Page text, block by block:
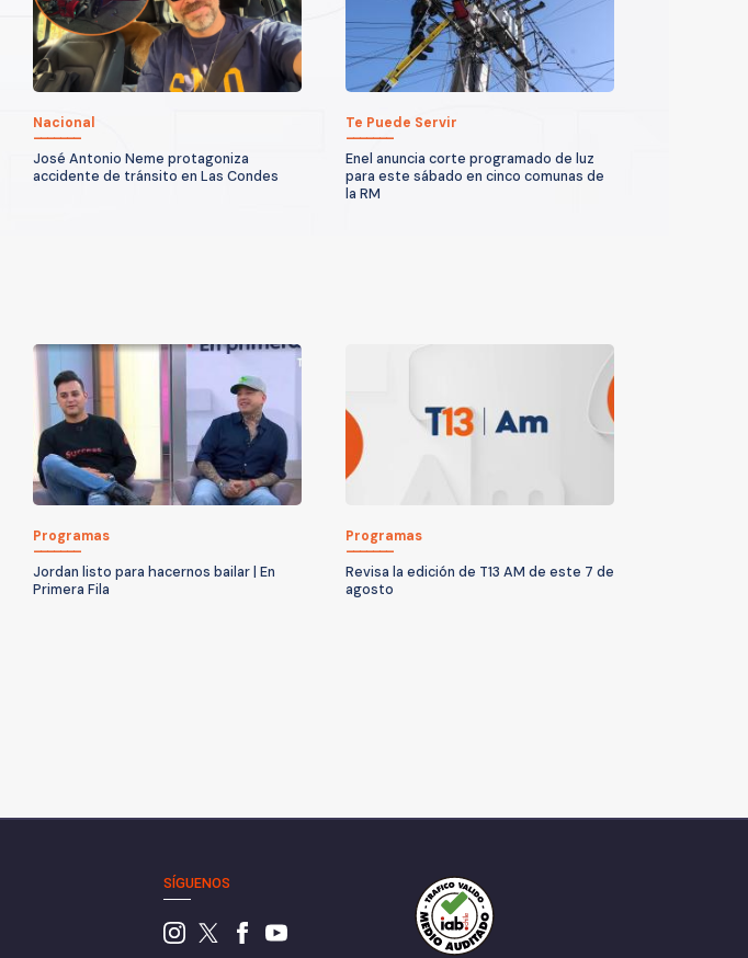
Nacional
José Antonio Neme protagoniza
accidente de tránsito en Las Condes
Te Puede Servir
Enel anuncia corte programado de luz
para este sábado en cinco comunas de
la RM
Programas
Jordan listo para hacernos bailar | En
Primera Fila
Programas
Revisa la edición de T13 AM de este 7 de
agosto
SÍGUENOS